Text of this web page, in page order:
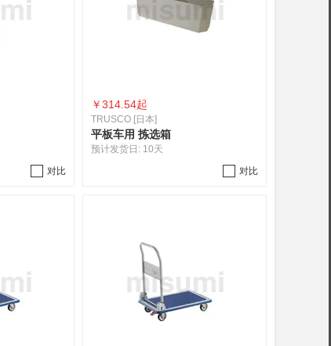
对比
￥314.54起
TRUSCO [日本]
平板车用 拣选箱
预计发货日: 10天
对比